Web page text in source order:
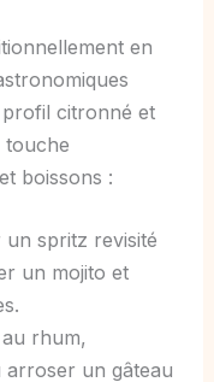
en
citronné et
touche
boissons :
spritz revisité
un mojito et
rhum,
un gâteau